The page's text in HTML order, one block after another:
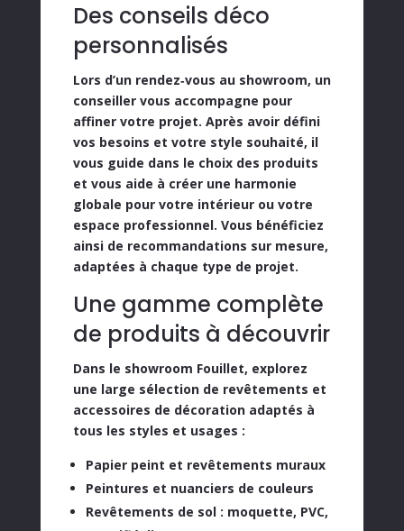
Des conseils déco
personnalisés
Lors d’un rendez‑vous au showroom, un
conseiller vous accompagne pour
affiner votre projet. Après avoir défini
vos besoins et votre style souhaité, il
vous guide dans le choix des produits
et vous aide à créer une harmonie
globale pour votre intérieur ou votre
espace professionnel. Vous bénéficiez
ainsi de recommandations sur mesure,
adaptées à chaque type de projet.
Une gamme complète
de produits à découvrir
Dans le showroom Fouillet, explorez
une large sélection de revêtements et
accessoires de décorationadaptés à
tous les styles et usages :
Papier peint et revêtements muraux
Peintures et nuanciers de couleurs
Revêtements de sol: moquette, PVC,